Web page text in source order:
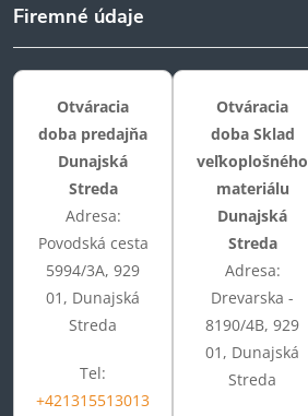
Firemné údaje
Otváracia
doba predajňa
Dunajská
Streda
Adresa:
Povodská cesta
5994/3A, 929
01, Dunajská
Streda
Tel:
+421315513013
Otváracia
doba Sklad
veľkoplošného
materiálu
Dunajská
Streda
Adresa:
Drevarska -
8190/4B, 929
01, Dunajská
Streda